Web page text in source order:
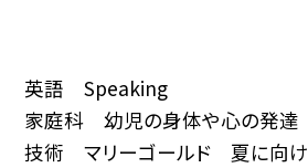
英語 Speaking
家庭科 幼児の身体や心の発達
技術 マリーゴールド 夏に向